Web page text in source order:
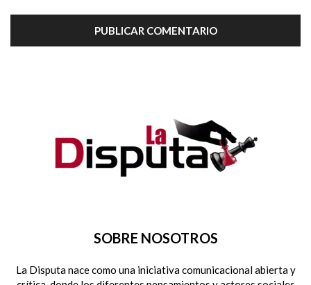
SOBRE NOSOTROS
La Disputa nace como una iniciativa comunicacional abierta y